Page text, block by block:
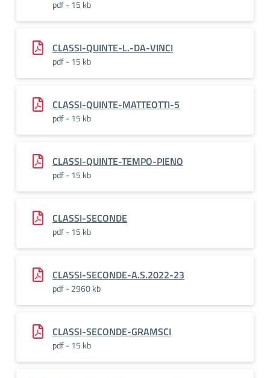
pdf - 15 kb
CLASSI-QUINTE-L.-DA-VINCI
pdf - 15 kb
CLASSI-QUINTE-MATTEOTTI-5
pdf - 15 kb
CLASSI-QUINTE-TEMPO-PIENO
pdf - 15 kb
CLASSI-SECONDE
pdf - 15 kb
CLASSI-SECONDE-A.S.2022-23
pdf - 2960 kb
CLASSI-SECONDE-GRAMSCI
pdf - 15 kb